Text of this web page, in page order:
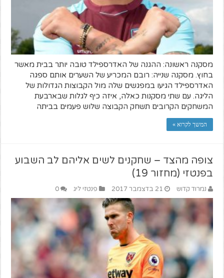
מסקנה ראשונה: ההגנה של האדרספילד טובה יותר בבית מאשר
בחוץ. מסקנה שנייה: רובם המכריע של השערים אותם ספגה
האדרספילד הגיעו במפגשים שלה מול הקבוצות הגדולות של
הליגה. עם שתי מסקנות כאלה, איזה כיף לגלות שבארבעת
המשחקים הקרובים תשחק הקבוצה שלוש פעמים בביתה
המשך לקרוא »
צופה מהצד – שחקנים לשים אליהם לב השבוע
בפנטזי (מחזור 19)
נמרוד קדוש 21 בדצמבר 2017 פנטזי ליג 0